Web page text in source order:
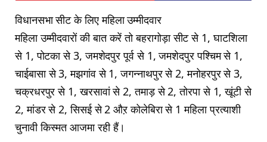
विधानसभा सीट के लिए महिला उम्मीदवार
महिला उम्मीदवारों की बात करें तो बहरागोड़ा सीट से 1, घाटशिला
से 1, पोटका से 3, जमशेदपुर पूर्व से 1, जमशेदपुर पश्चिम से 1,
चाईबासा से 3, मझगांव से 1, जगन्नाथपुर से 2, मनोहरपुर से 3,
चक्रधरपुर से 1, खरसावां से 2, तमाड़ से 2, तोरपा से 1, खूंटी से
2, मांडर से 2, सिसई से 2 औऱ कोलेबिरा से 1 महिला प्रत्याशी
चुनावी किस्मत आजमा रही हैं।